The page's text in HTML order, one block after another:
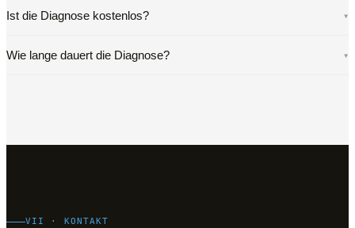
Ist die Diagnose kostenlos? ▾
Wie lange dauert die Diagnose? ▾
VII · KONTAKT